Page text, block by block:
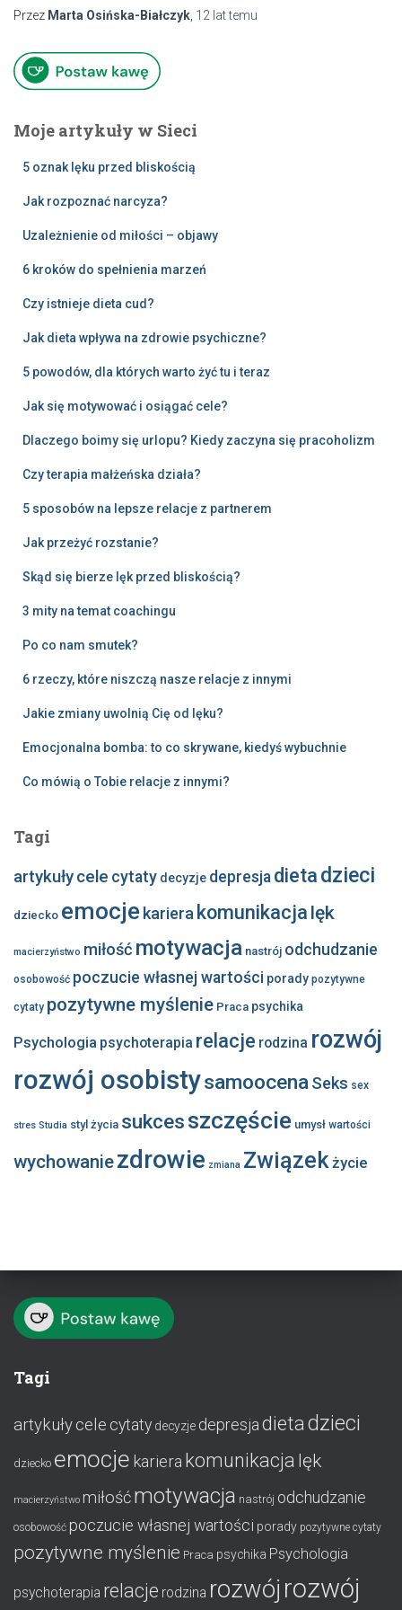
Przez Marta Osińska-Białczyk 12 lattemu
Moje artykuły w Sieci
5 oznak lęku przed bliskością
Jak rozpoznać narcyza?
Uzależnienie od miłości – objawy
6 kroków do spełnienia marzeń
Czy istnieje dieta cud?
Jak dieta wpływa na zdrowie psychiczne?
5 powodów, dla których warto żyć tu i teraz
Jak się motywować i osiągać cele?
Dlaczego boimy się urlopu? Kiedy zaczyna się pracoholizm
Czy terapia małżeńska działa?
5 sposobów na lepsze relacje z partnerem
Jak przeżyć rozstanie?
Skąd się bierze lęk przed bliskością?
3 mity na temat coachingu
Po co nam smutek?
6 rzeczy, które niszczą nasze relacje z innymi
Jakie zmiany uwolnią Cię od lęku?
Emocjonalna bomba: to co skrywane, kiedyś wybuchnie
Co mówią o Tobie relacje z innymi?
Tagi
artykułycele cytaty decyzje depresja dieta dzieci
dziecko emocje kariera komunikacja lęk
macierzyństwo miłość motywacja nastrój odchudzanie
osobowość poczucie własnej wartości porady pozytywne
cytaty pozytywne myślenie Praca psychika
Psychologia psychoterapia relacje rodzina rozwój
rozwój osobistysamoocenaSeks sex
stres Studia styl życia sukcesszczęście umysł wartości
wychowaniezdrowie zmiana Związekżycie
Tagi
artykułycele cytaty decyzje depresja dietadzieci
dziecko emocje kariera komunikacja lęk
macierzyństwo miłośćmotywacja nastrój odchudzanie
osobowość poczucie własnej wartości porady pozytywne cytaty
pozytywne myślenie Praca psychika Psychologia
psychoterapia relacje rodzina rozwój rozwój